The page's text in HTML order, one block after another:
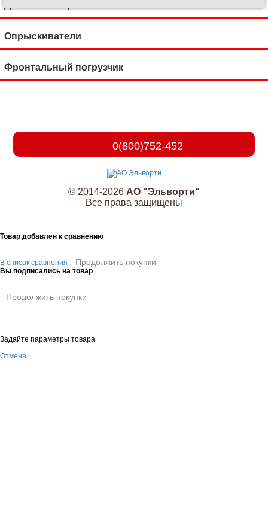
Опрыскиватели
Фронтальный погрузчик
0(800)752-452
© 2014-2026 АО "Эльворти"
Все права защищены
Товар добавлен к сравнению
В список сравнения Продолжить покупки
Вы подписались на товар
Продолжить покупки
Задайте параметры товара
Отмена